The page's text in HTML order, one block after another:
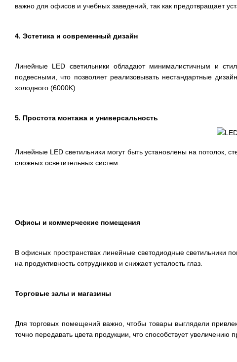
важно для офисов и учебных заведений, так как предотвращает
4. Эстетика и современный дизайн
Линейные LED светильники обладают минималистичным и
подвесными, что позволяет реализовывать нестандартные
холодного (6000K).
5. Простота монтажа и универсальность
Линейные LED светильники могут быть установлены на потолок,
сложных осветительных систем.
Офисы и коммерческие помещения
В офисных пространствах линейные светодиодные светильники
на продуктивность сотрудников и снижает усталость глаз.
Торговые залы и магазины
Для торговых помещений важно, чтобы товары выглядели
точно передавать цвета продукции, что способствует увеличению